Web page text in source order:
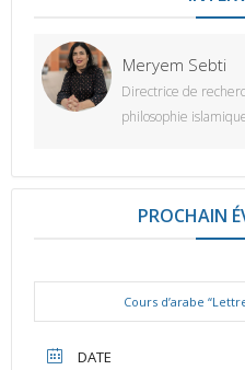
Meryem Sebti
Directrice de
philosophie
PROCHAIN
Cours d’arabe
DATE